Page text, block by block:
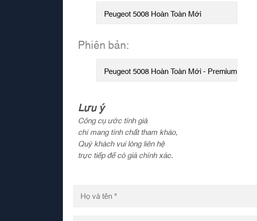
Phiên bản:
Lưu ý
Công cụ ước tính giá
chỉ mang tính chất tham khảo,
Quý khách vui lòng liên hệ
trực tiếp để có giá chính xác.